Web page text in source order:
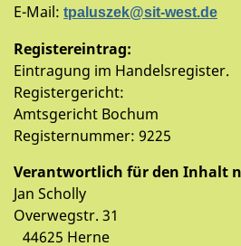
E-Mail: tpaluszek@sit-west.de
Registereintrag:
Eintragung im Handelsregister.
Registergericht:
Amtsgericht Bochum
Registernummer: 9225
Verantwortlich für den Inhalt
Jan Scholly
Overwegstr. 31
44625 Herne